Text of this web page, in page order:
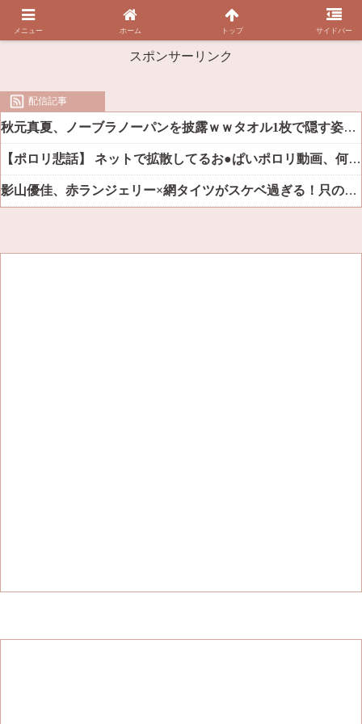
スポンサーリンク
配信記事
秋元真夏、ノーブラノーパンを披露ｗｗタオル1枚で隠す姿がほぼA●女優・・
【ポロリ悲話】 ネットで拡散してるお●ぱいポロリ動画、何故か叩かれる・・・
影山優佳、赤ランジェリー×網タイツがスケベ過ぎる！只の痴女だろ・・・
メニュー ホーム トップ サイドバー